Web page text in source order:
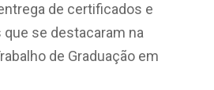
de certificados e
se destacaram na
de Graduação em